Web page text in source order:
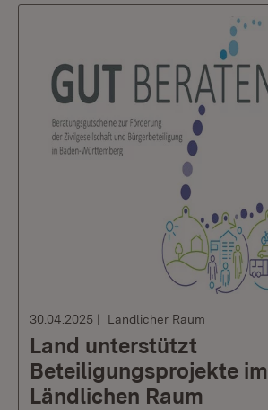
30.04.2025 Ländlicher Raum
Land unterstützt
Beteiligungsprojekte im
Ländlichen Raum